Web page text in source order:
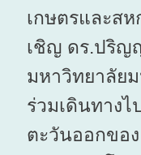
เกษตรและส
เชิญ ดร.ปริญ
มหาวิทยาลัย
ร่วมเดินทาง
ตะวันออกขอ